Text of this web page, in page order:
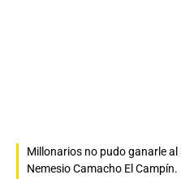
Millonarios no pudo ganarle
Nemesio Camacho El Campín.